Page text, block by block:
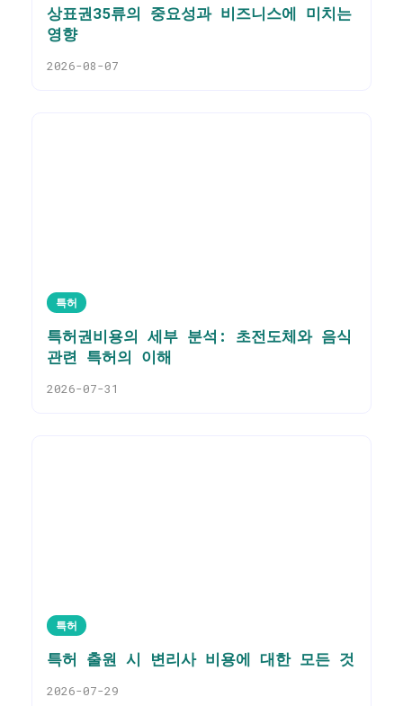
상표권35류의 중요성과 비즈니스에 미치는
영향
2026-08-07
특허
특허권비용의 세부 분석: 초전도체와 음식
관련 특허의 이해
2026-07-31
특허
특허 출원 시 변리사 비용에 대한 모든 것
2026-07-29